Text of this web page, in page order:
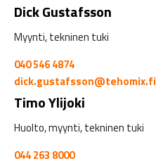
Dick Gustafsson
Myynti, tekninen tuki
040 546 4874
dick.gustafsson@tehomix.fi
Timo Ylijoki
Huolto, myynti, tekninen tuki
044 263 8000